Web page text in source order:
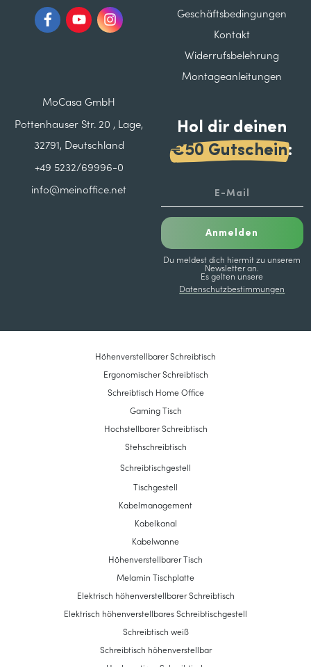
Geschäftsbedingungen
Kontakt
Widerrufsbelehrung
Montageanleitungen
MoCasa GmbH
Pottenhauser Str. 20 , Lage,
32791, Deutschland
+49 5232/69996-0
info@meinoffice.net
Hol dir deinen
€50 Gutschein:
Anmelden
Du meldest dich hiermit zu unserem
Newsletter an.
Es gelten unsere
Datenschutzbestimmungen
Höhenverstellbarer Schreibtisch
Ergonomischer Schreibtisch
Schreibtisch Home Office
Gaming Tisch
Hochstellbarer Schreibtisch
Stehschreibtisch
Schreibtischgestell
Tischgestell
Kabelmanagement
Kabelkanal
Kabelwanne
Höhenverstellbarer Tisch
Melamin Tischplatte
Elektrisch höhenverstellbarer Schreibtisch
Elektrisch höhenverstellbares Schreibtischgestell
Schreibtisch weiß
Schreibtisch höhenverstellbar